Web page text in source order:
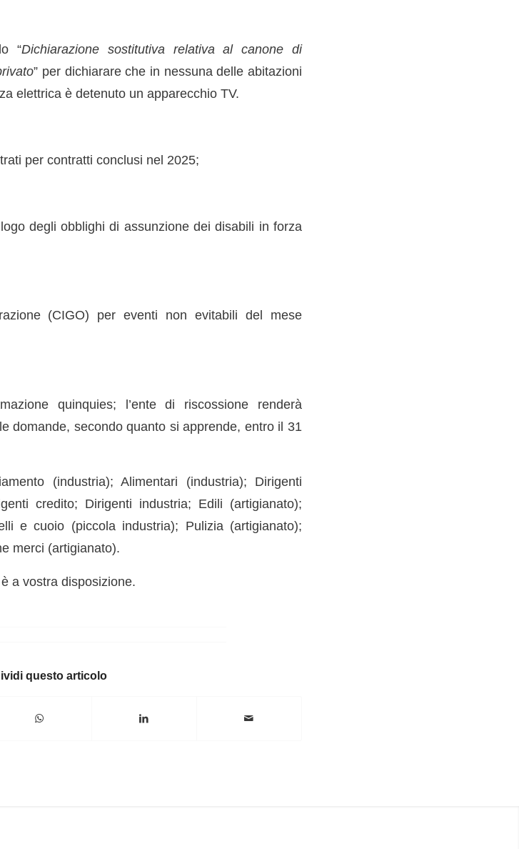
“Dichiarazione sostitutiva relativa al canone di
” per dichiarare che in nessuna delle abitazioni
elettrica è detenuto un apparecchio TV.
per contratti conclusi nel 2025;
degli obblighi di assunzione dei disabili in forza
(CIGO) per eventi non evitabili del mese
quinquies; l’ente di riscossione renderà
domande, secondo quanto si apprende, entro il 31
(industria); Alimentari (industria); Dirigenti
credito; Dirigenti industria; Edili (artigianato);
e cuoio (piccola industria); Pulizia (artigianato);
merci (artigianato).
a vostra disposizione.
questo articolo